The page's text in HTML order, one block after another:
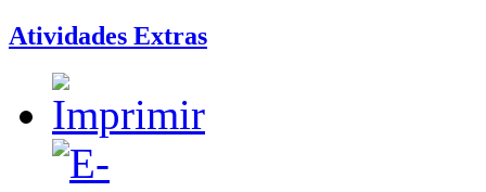
Atividades Extras